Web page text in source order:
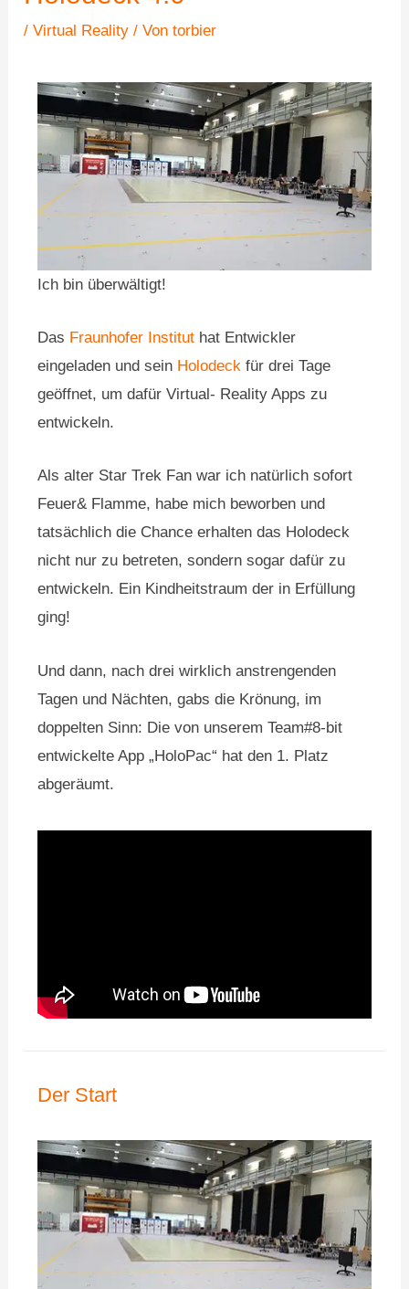
/Virtual Reality / Vontorbier
Ich bin überwältigt!
Das Fraunhofer Institut hat Entwickler
eingeladen und sein Holodeckfür drei Tage
geöffnet, um dafür Virtual- Reality Apps zu
entwickeln.
Als alter Star Trek Fan war ich natürlich sofort
Feuer& Flamme, habe mich beworben und
tatsächlich die Chance erhalten das Holodeck
nicht nur zu betreten, sondern sogar dafür zu
entwickeln. Ein Kindheitstraum der in Erfüllung
ging!
Und dann, nach drei wirklich anstrengenden
Tagen und Nächten, gabs die Krönung, im
doppelten Sinn: Die von unserem Team#8-bit
entwickelte App „HoloPac“ hat den 1. Platz
abgeräumt.
Der Start